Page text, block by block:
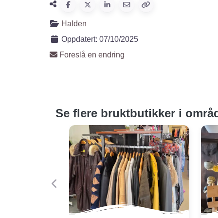
Halden
Oppdatert: 07/10/2025
Foreslå en endring
Se flere bruktbutikker i
Forige